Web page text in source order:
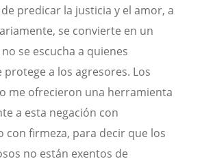
predicar la justicia y el amor, a
se convierte en un
se escucha a quienes
protege a los agresores. Los
me ofrecieron una herramienta
a esta negación con
con firmeza, para decir que los
no están exentos de